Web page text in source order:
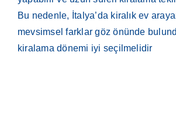
Bu nedenle, İtalya’da kiralık ev
mevsimsel farklar göz önünde
kiralama dönemi iyi seçilmelidir